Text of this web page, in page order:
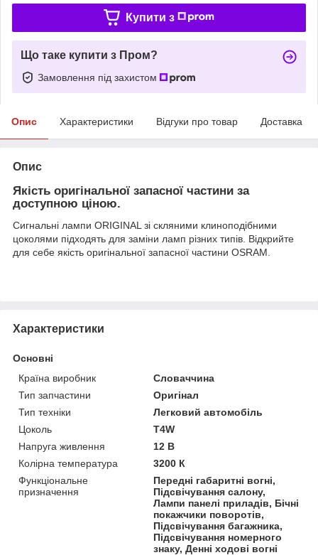
Купити з
Що таке купити з Пром?
Замовлення під захистом
Опис Характеристики Відгуки про товар Доставка
Опис
Якість оригінальної запасної частини за
доступною ціною.
Сигнальні лампи ORIGINAL зі скляними клиноподібними
цоколями підходять для заміни ламп різних типів. Відкрийте
для себе якість оригінальної запасної частини OSRAM.
Характеристики
Основні
Країна виробник
Словаччина
Тип запчастини
Оригінал
Тип техніки
Легковий автомобіль
Цоколь
T4W
Напруга живлення
12 В
Колірна температура
3200 К
Функціональне
призначення
Передні габаритні вогні,
Підсвічування салону,
Лампи панелі приладів, Бічні
покажчики поворотів,
Підсвічування багажника,
Підсвічування номерного
знаку, Денні ходові вогні